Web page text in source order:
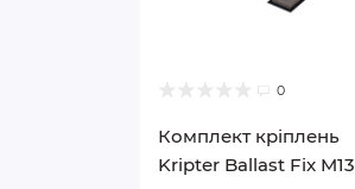
0
Комплект кріплень
Kripter Ballast Fix M13